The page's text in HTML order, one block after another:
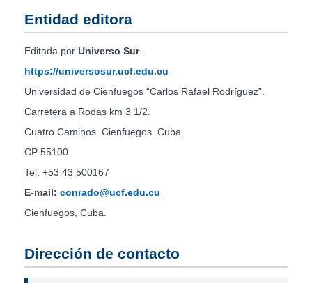
Entidad editora
Editada por Universo Sur.
https://universosur.ucf.edu.cu
Universidad de Cienfuegos “Carlos Rafael Rodríguez”.
Carretera a Rodas km 3 1/2.
Cuatro Caminos. Cienfuegos. Cuba.
CP 55100
Tel: +53 43 500167
E-mail: conrado@ucf.edu.cu
Cienfuegos, Cuba.
Dirección de contacto